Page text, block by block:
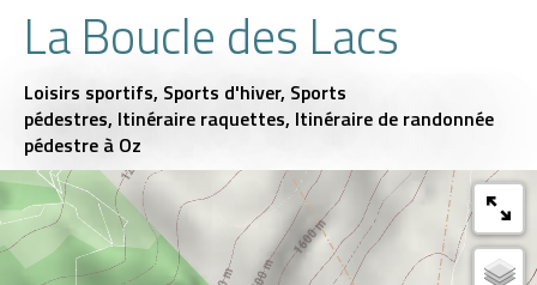
La Boucle des Lacs
Loisirs sportifs, Sports d'hiver, Sports
pédestres, Itinéraire raquettes, Itinéraire de randonnée
pédestre à Oz